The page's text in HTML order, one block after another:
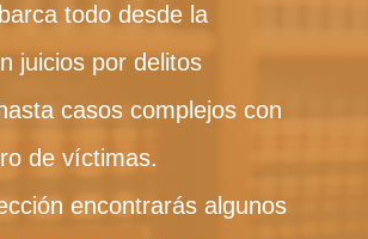
todo desde la
juicios por delitos
casos complejos con
de víctimas.
encontrarás algunos